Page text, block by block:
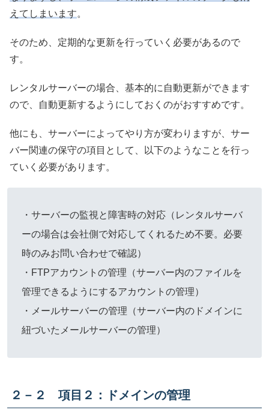
えてしまいます。
そのため、定期的な更新を行っていく必要があるので
す。
レンタルサーバーの場合、基本的に自動更新ができます
ので、自動更新するようにしておくのがおすすめです。
他にも、サーバーによってやり方が変わりますが、サー
バー関連の保守の項目として、以下のようなことを行っ
ていく必要があります。
・サーバーの監視と障害時の対応（レンタルサーバ
ーの場合は会社側で対応してくれるため不要。必要
時のみお問い合わせで確認）
・FTPアカウントの管理（サーバー内のファイルを
管理できるようにするアカウントの管理）
・メールサーバーの管理（サーバー内のドメインに
紐づいたメールサーバーの管理）
２－２ 項目２：ドメインの管理